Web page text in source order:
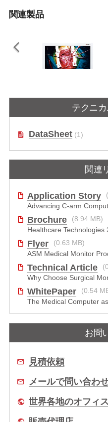
関連製品
ASM27FHB
フルHD外科用モニターシリーズ
テクニ
DataSheet(1)
関連
Application Story
Advancing C-arm
Brochure
(8.94 MB)
Healthcare Technologies
Flyer
(0.63 MB)
ASM Medical Monitor
Technical Article
Why Choose Surgical
WhitePaper
(0.54
お問
見積依頼
メールで問い合わ
世界各地のオフィス
販売代理店